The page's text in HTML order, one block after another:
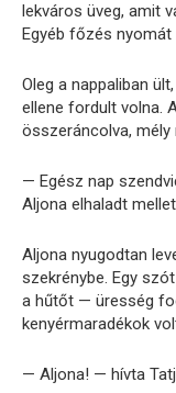
lekváros üveg, amit
Egyéb főzés
Oleg a nappaliban
ellene fordult volna.
összeráncolva, mély
— Egész nap
Aljona elhaladt
Aljona nyugodtan
szekrénybe. Egy
a hűtőt — üresség
kenyérmaradékok
— Aljona! — hívta